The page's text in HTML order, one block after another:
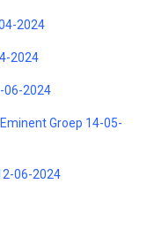
2024
2024
06-2024
Groep 14-05-
06-2024